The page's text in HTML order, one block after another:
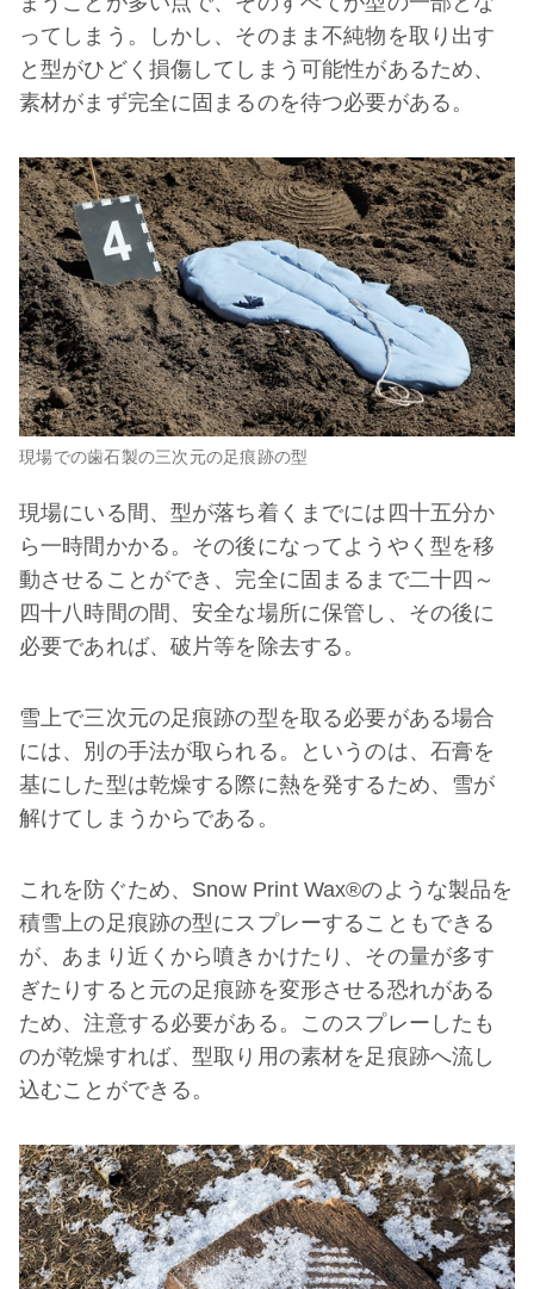
ってしまう。しかし、そのまま不純物を取り出す
と型がひどく損傷してしまう可能性があるため、
素材がまず完全に固まるのを待つ必要がある。
現場での歯石製の三次元の足痕跡の型
現場にいる間、型が落ち着くまでには四十五分か
ら一時間かかる。その後になってようやく型を移
動させることができ、完全に固まるまで二十四～
四十八時間の間、安全な場所に保管し、その後に
必要であれば、破片等を除去する。
雪上で三次元の足痕跡の型を取る必要がある場合
には、別の手法が取られる。というのは、石膏を
基にした型は乾燥する際に熱を発するため、雪が
解けてしまうからである。
これを防ぐため、Snow Print Wax®のような製品を
積雪上の足痕跡の型にスプレーすることもできる
が、あまり近くから噴きかけたり、その量が多す
ぎたりすると元の足痕跡を変形させる恐れがある
ため、注意する必要がある。このスプレーしたも
のが乾燥すれば、型取り用の素材を足痕跡へ流し
込むことができる。